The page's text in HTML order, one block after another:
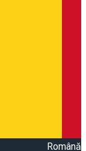
Română